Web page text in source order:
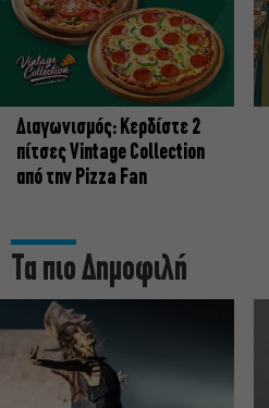
Διαγωνισμός: Κερδίστε 2
πίτσες Vintage Collection
από την Pizza Fan
Τα πιο Δημοφιλή